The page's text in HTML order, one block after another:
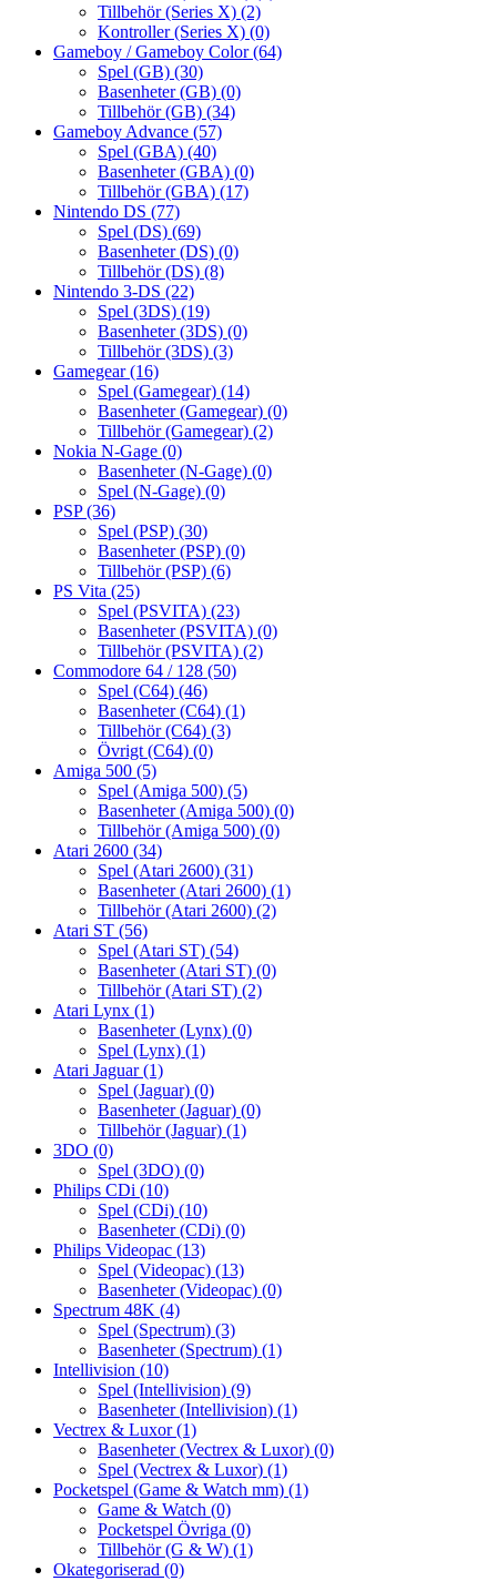
Tillbehör (Series X) (2)
Kontroller (Series X) (0)
Gameboy / Gameboy Color(64)
Spel (GB) (30)
Basenheter (GB) (0)
Tillbehör (GB) (34)
Gameboy Advance (57)
Spel (GBA) (40)
Basenheter (GBA) (0)
Tillbehör (GBA) (17)
Nintendo DS (77)
Spel (DS) (69)
Basenheter (DS) (0)
Tillbehör (DS) (8)
Nintendo 3-DS (22)
Spel (3DS) (19)
Basenheter (3DS) (0)
Tillbehör (3DS) (3)
Gamegear(16)
Spel (Gamegear) (14)
Basenheter (Gamegear) (0)
Tillbehör (Gamegear) (2)
Nokia N-Gage (0)
Basenheter (N-Gage) (0)
Spel (N-Gage) (0)
PSP(36)
Spel (PSP) (30)
Basenheter (PSP) (0)
Tillbehör (PSP) (6)
PS Vita (25)
Spel (PSVITA) (23)
Basenheter (PSVITA) (0)
Tillbehör (PSVITA) (2)
Commodore 64 / 128 (50)
Spel (C64) (46)
Basenheter (C64) (1)
Tillbehör (C64) (3)
Övrigt (C64) (0)
Amiga 500 (5)
Spel (Amiga 500) (5)
Basenheter (Amiga 500) (0)
Tillbehör (Amiga 500) (0)
Atari 2600 (34)
Spel (Atari 2600) (31)
Basenheter (Atari 2600) (1)
Tillbehör (Atari 2600) (2)
Atari ST (56)
Spel (Atari ST) (54)
Basenheter (Atari ST) (0)
Tillbehör (Atari ST) (2)
Atari Lynx (1)
Basenheter (Lynx) (0)
Spel (Lynx) (1)
Atari Jaguar(1)
Spel (Jaguar) (0)
Basenheter (Jaguar) (0)
Tillbehör (Jaguar) (1)
3DO (0)
Spel (3DO) (0)
Philips CDi (10)
Spel (CDi) (10)
Basenheter (CDi) (0)
Philips Videopac (13)
Spel (Videopac) (13)
Basenheter (Videopac) (0)
Spectrum 48K (4)
Spel (Spectrum) (3)
Basenheter (Spectrum) (1)
Intellivision (10)
Spel (Intellivision) (9)
Basenheter (Intellivision) (1)
Vectrex & Luxor(1)
Basenheter (Vectrex & Luxor) (0)
Spel (Vectrex & Luxor) (1)
Pocketspel (Game & Watch mm) (1)
Game & Watch (0)
Pocketspel Övriga (0)
Tillbehör (G & W) (1)
Okategoriserad (0)